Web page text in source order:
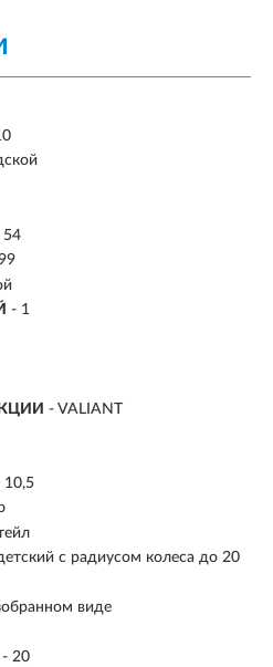
54
- 1
- VALIANT
10,5
с радиусом колеса до 20
виде
- 20